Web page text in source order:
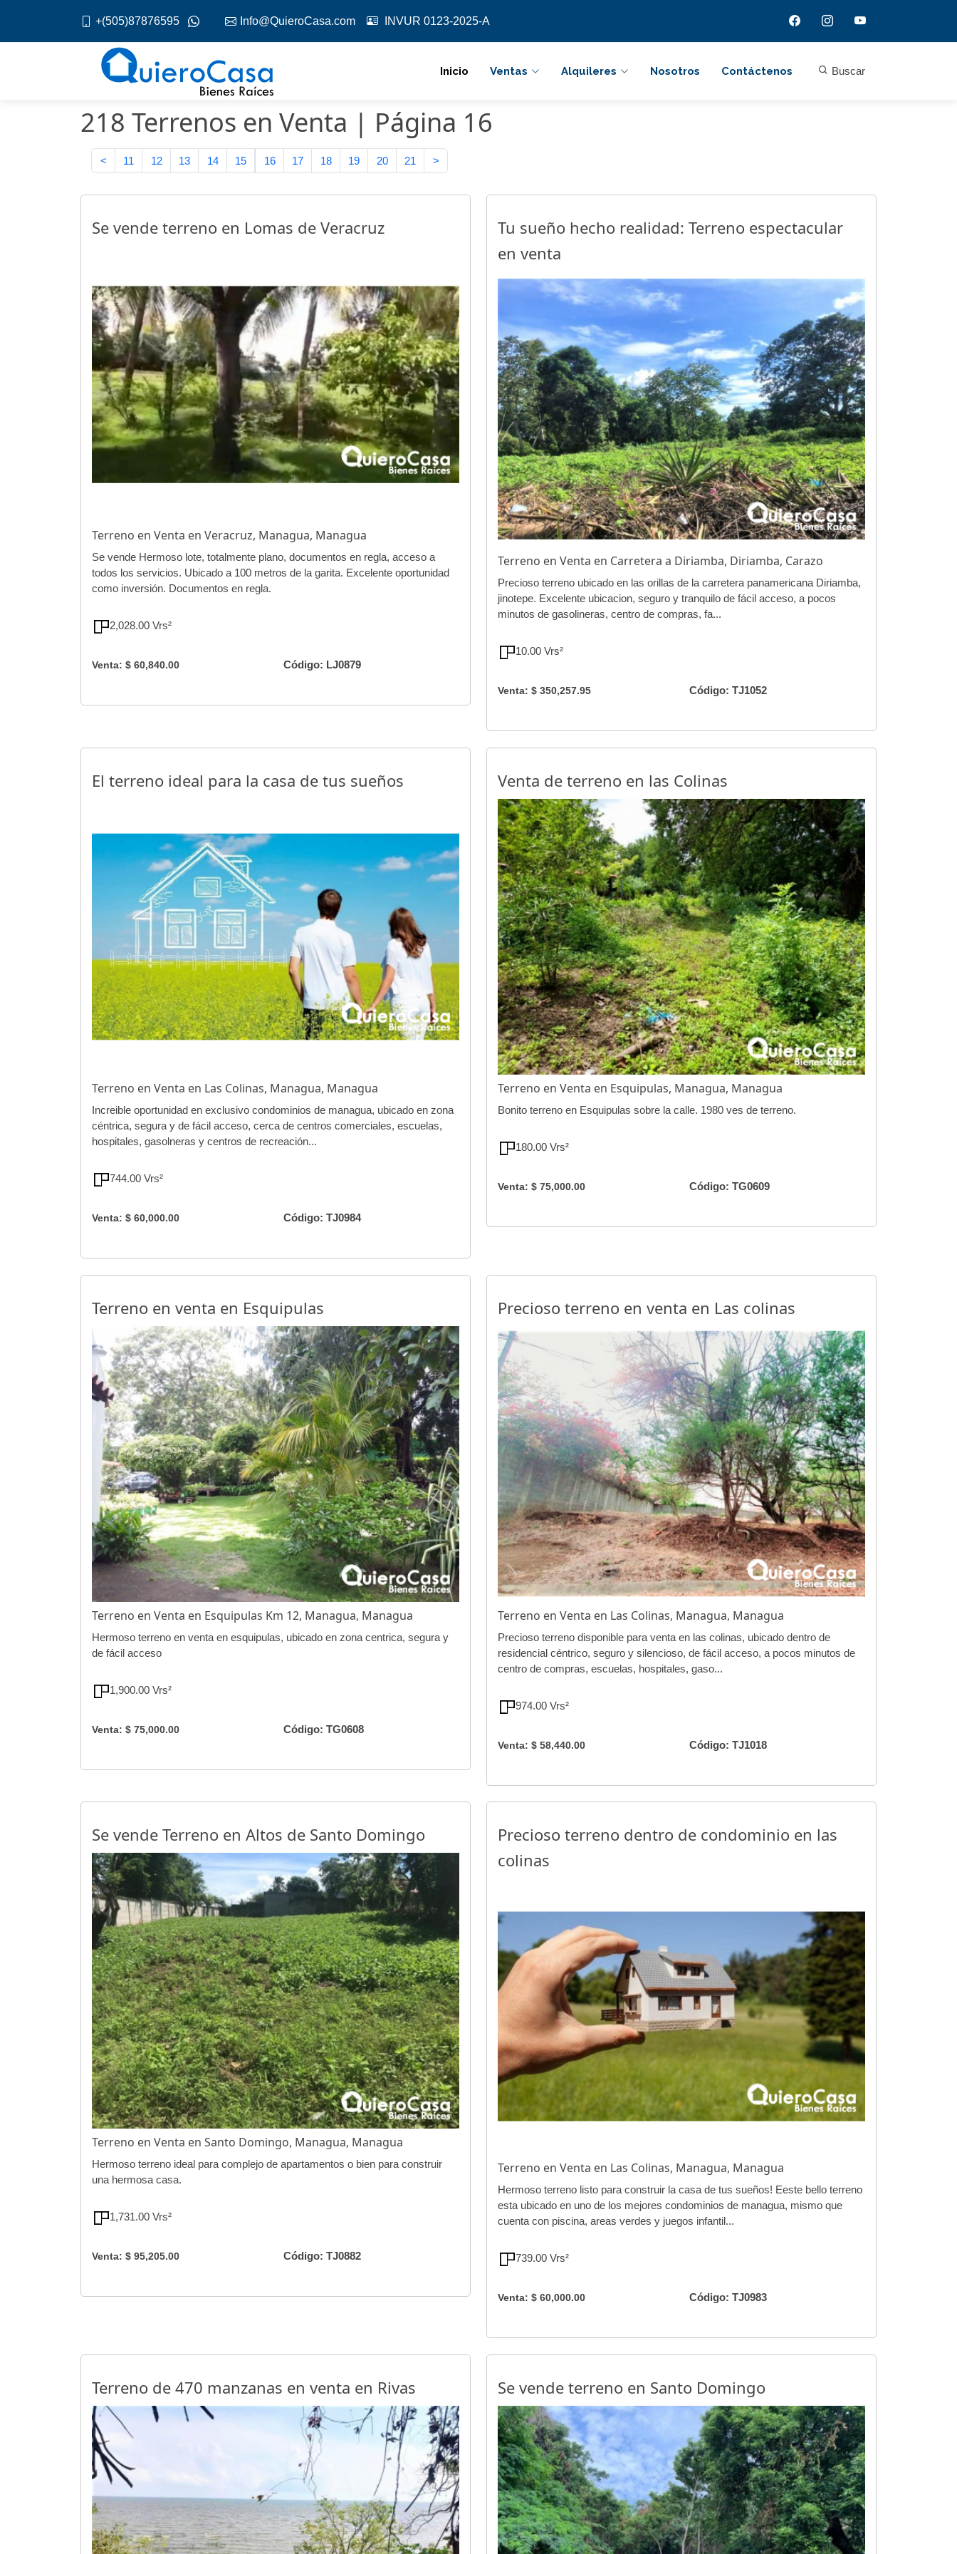
+(505)87876595 Info@QuieroCasa.com INVUR 0123-2025-A
Inicio Ventas Alquileres Nosotros Contáctenos Buscar
218 Terrenos en Venta | Página 16
< 11 12 13 14 15 16 17 18 19 20 21 >
Se vende terreno en Lomas de Veracruz
Terreno en Venta en Veracruz, Managua, Managua
Se vende Hermoso lote, totalmente plano, documentos en regla, acceso a
todos los servicios. Ubicado a 100 metros de la garita. Excelente oportunidad
como inversión. Documentos en regla.
2,028.00 Vrs²
Venta: $ 60,840.00 Código: LJ0879
Tu sueño hecho realidad: Terreno espectacular
en venta
Terreno en Venta en Carretera a Diriamba, Diriamba, Carazo
Precioso terreno ubicado en las orillas de la carretera panamericana Diriamba,
jinotepe. Excelente ubicacion, seguro y tranquilo de fácil acceso, a pocos
minutos de gasolineras, centro de compras, fa...
10.00 Vrs²
Venta: $ 350,257.95 Código: TJ1052
El terreno ideal para la casa de tus sueños
Terreno en Venta en Las Colinas, Managua, Managua
Increible oportunidad en exclusivo condominios de managua, ubicado en zona
céntrica, segura y de fácil acceso, cerca de centros comerciales, escuelas,
hospitales, gasolneras y centros de recreación...
744.00 Vrs²
Venta: $ 60,000.00 Código: TJ0984
Venta de terreno en las Colinas
Terreno en Venta en Esquipulas, Managua, Managua
Bonito terreno en Esquipulas sobre la calle. 1980 ves de terreno.
180.00 Vrs²
Venta: $ 75,000.00 Código: TG0609
Terreno en venta en Esquipulas
Terreno en Venta en Esquipulas Km 12, Managua, Managua
Hermoso terreno en venta en esquipulas, ubicado en zona centrica, segura y
de fácil acceso
1,900.00 Vrs²
Venta: $ 75,000.00 Código: TG0608
Precioso terreno en venta en Las colinas
Terreno en Venta en Las Colinas, Managua, Managua
Precioso terreno disponible para venta en las colinas, ubicado dentro de
residencial céntrico, seguro y silencioso, de fácil acceso, a pocos minutos de
centro de compras, escuelas, hospitales, gaso...
974.00 Vrs²
Venta: $ 58,440.00 Código: TJ1018
Se vende Terreno en Altos de Santo Domingo
Terreno en Venta en Santo Domingo, Managua, Managua
Hermoso terreno ideal para complejo de apartamentos o bien para construir
una hermosa casa.
1,731.00 Vrs²
Venta: $ 95,205.00 Código: TJ0882
Precioso terreno dentro de condominio en las
colinas
Terreno en Venta en Las Colinas, Managua, Managua
Hermoso terreno listo para construir la casa de tus sueños! Eeste bello terreno
esta ubicado en uno de los mejores condominios de managua, mismo que
cuenta con piscina, areas verdes y juegos infantil...
739.00 Vrs²
Venta: $ 60,000.00 Código: TJ0983
Terreno de 470 manzanas en venta en Rivas Se vende terreno en Santo Domingo